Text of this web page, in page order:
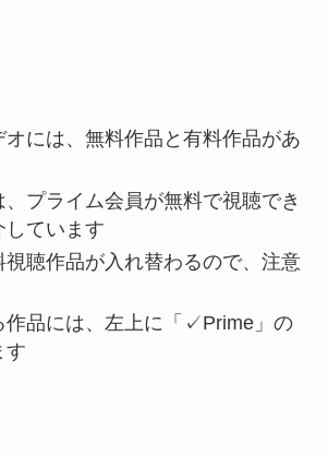
オには、無料作品と有料作品があ
、プライム会員が無料で視聴でき
しています
視聴作品が入れ替わるので、注意
作品には、左上に「✓Prime」の
す